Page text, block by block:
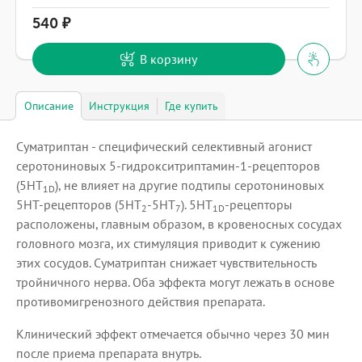
540
В корзину
Описание Инструкция Где купить
Суматриптан - специфический селективный агонист
серотониновых 5-гидрокситриптамин-1-рецепторов
(5HT1D), не влияет на другие подтипы серотониновых
5HT-рецепторов (5HT2-5HT7). 5HT1D-рецепторы
расположены, главным образом, в кровеносных сосудах
головного мозга, их стимуляция приводит к сужению
этих сосудов. Суматриптан снижает чувствительность
тройничного нерва. Оба эффекта могут лежать в основе
противомигренозного действия препарата.
Клинический эффект отмечается обычно через 30 мин
после приема препарата внутрь.